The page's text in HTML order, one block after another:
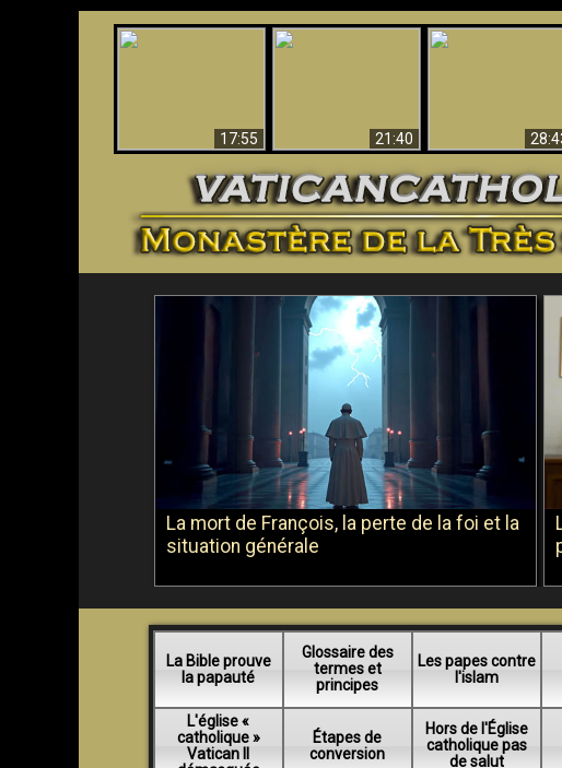
17:55
21:40
La mort de François, la perte de la foi et la
situation générale
La Bible prouve
la papauté
Glossaire des
termes et
principes
Les papes contre
l'islam
L'église «
catholique »
Vatican II
Étapes de
conversion
Hors de l'Église
catholique pas
de salut